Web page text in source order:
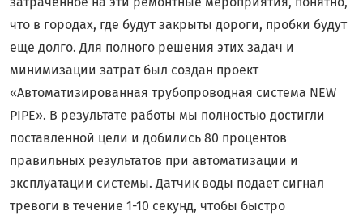
что в городах, где будут закрыты дороги, пробки будут
еще долго. Для полного решения этих задач и
минимизации затрат был создан проект
«Автоматизированная трубопроводная система NEW
PIPE». В результате работы мы полностью достигли
поставленной цели и добились 80 процентов
правильных результатов при автоматизации и
эксплуатации системы. Датчик воды подает сигнал
тревоги в течение 1-10 секунд, чтобы быстро